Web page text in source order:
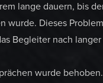
lange dauern, bis
wurde. Dieses
Begleiter nach
wurde behoben.